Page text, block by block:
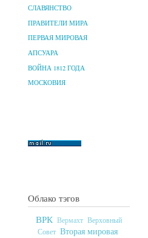
СЛАВЯНСТВО
ПРАВИТЕЛИ МИРА
ПЕРВАЯ МИРОВАЯ
АПСУАРА
ВОЙНА 1812 ГОДА
МОСКОВИЯ
Облако тэгов
ВРК Вермахт Верховный
Совет Вторая мировая